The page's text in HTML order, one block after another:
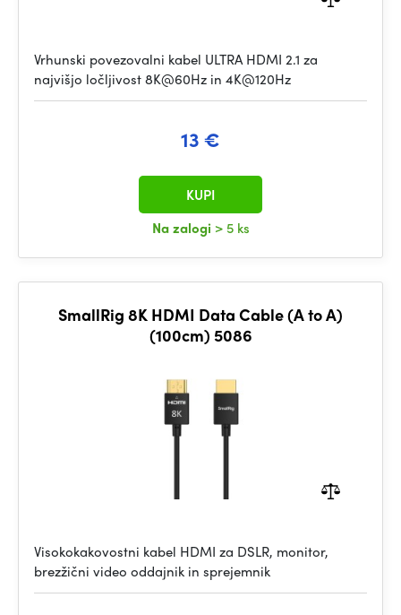
Vrhunski povezovalni kabel ULTRA HDMI 2.1 za
najvišjo ločljivost 8K@60Hz in 4K@120Hz
13 €
Na zalogi > 5 ks
KUPI
SmallRig 8K HDMI Data Cable (A to A)
(100cm) 5086
Visokokakovostni kabel HDMI za DSLR, monitor,
brezžični video oddajnik in sprejemnik